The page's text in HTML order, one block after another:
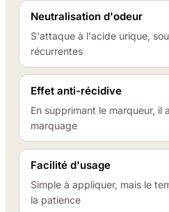
Neutralisation d'odeur
S'attaque à l'acide urique,
récurrentes
Effet anti-récidive
En supprimant le marqueur, il
marquage
Facilité d'usage
Simple à appliquer, mais le
la patience